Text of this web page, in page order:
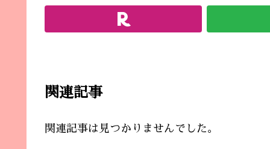
関連記事
関連記事は見つかりませんでした。